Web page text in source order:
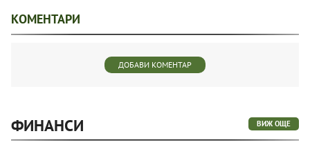
КОМЕНТАРИ
ДОБАВИ КОМЕНТАР
ФИНАНСИ ВИЖ ОЩЕ